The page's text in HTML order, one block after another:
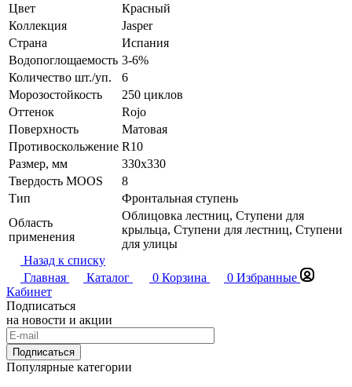
Цвет
Красный
Коллекция
Jasper
Страна
Испания
Водопоглощаемость 3-6%
Количество шт./уп.
6
Морозостойкость
250 циклов
Оттенок
Rojo
Поверхность
Матовая
Противоскольжение R10
Размер, мм
330x330
Твердость MOOS
8
Тип
Фронтальная ступень
Область
применения
Облицовка лестниц, Ступени для
крыльца, Ступени для лестниц, Ступени
для улицы
Назад к списку
Главная
Каталог 0 Корзина 0 Избранные
Кабинет
Подписаться
на новости и акции
Подписаться
Популярные категории